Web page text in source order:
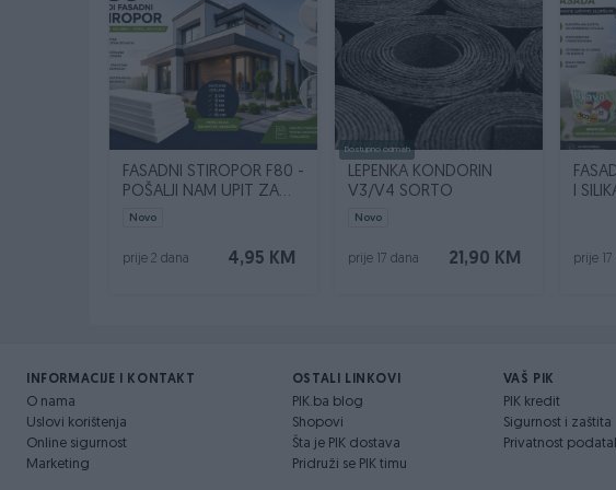
FASADNI STIROPOR F80 -
POŠALJI NAM UPIT ZA
SVOJU KVADRATURU
Novo
4,95 KM
prije 2 dana
Dostupno odmah
LEPENKA KONDORIN
V3/V4 SORTO
Novo
21,90 KM
prije 17 dana
I
prije 17
INFORMACIJE I KONTAKT
O nama
Uslovi korištenja
Online sigurnost
Marketing
OSTALI LINKOVI
PIK.ba blog
Shopovi
Šta je PIK dostava
Pridruži se PIK timu
VAŠ PIK
PIK kredit
Sigurnost i zaštita
Privatnost